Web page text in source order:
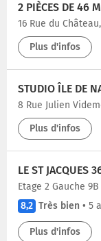
16 Rue du
Plus d'infos
STUDIO ÎLE DE
8 Rue Julien
Plus d'infos
Etage 2 Gauche 9B
8,2 Très bien • 5
Plus d'infos